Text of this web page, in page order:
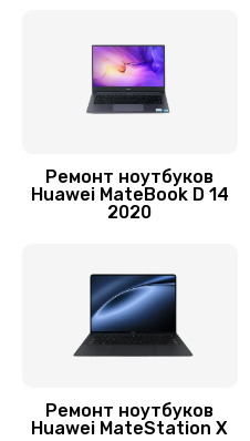
Замена
Ремонт
Замена
Замена шим-
Ремонт ноутбуков
Huawei MateBook D 14
2020
Ремонт ноутбуков
Huawei MateStation X